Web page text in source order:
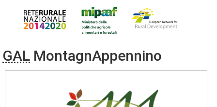
GAL MontagnAppennino